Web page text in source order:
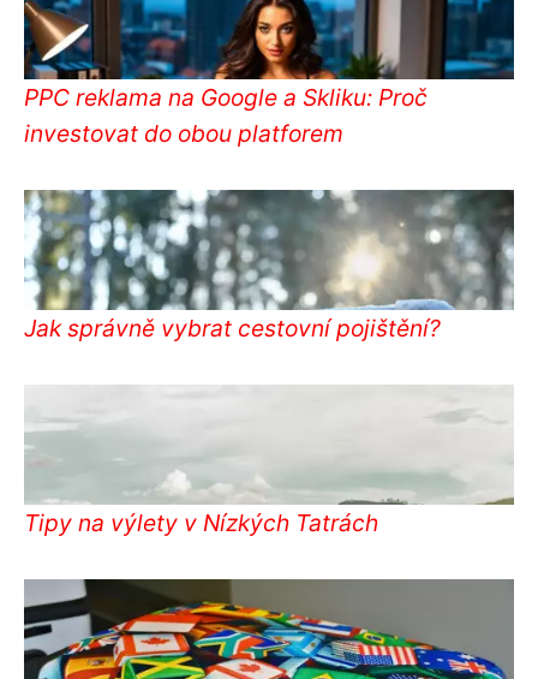
PPC reklama na Google a Skliku: Proč
investovat do obou platforem
Jak správně vybrat cestovní pojištění?
Tipy na výlety v Nízkých Tatrách